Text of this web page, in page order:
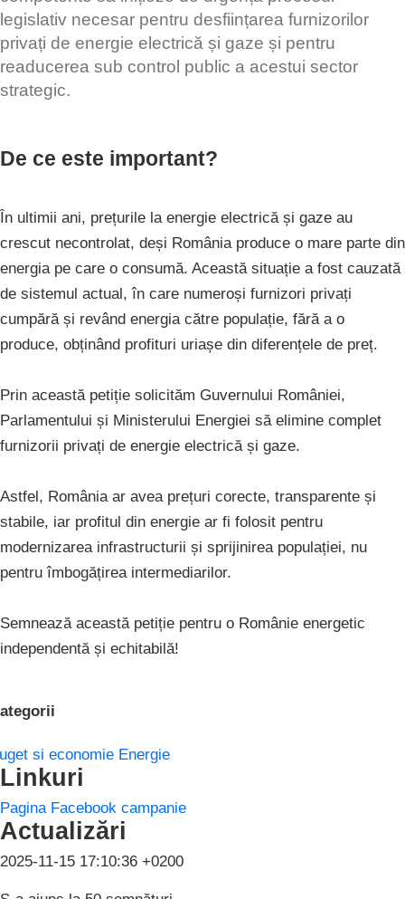
legislativ necesar pentru desființarea furnizorilor
privați de energie electrică și gaze și pentru
readucerea sub control public a acestui sector
strategic.
De ce este important?
În ultimii ani, prețurile la energie electrică și gaze au
crescut necontrolat, deși România produce o mare parte din
energia pe care o consumă. Această situație a fost cauzată
de sistemul actual, în care numeroși furnizori privați
cumpără și revând energia către populație, fără a o
produce, obținând profituri uriașe din diferențele de preț.
Prin această petiție solicităm Guvernului României,
Parlamentului și Ministerului Energiei să elimine complet
furnizorii privați de energie electrică și gaze.
Astfel, România ar avea prețuri corecte, transparente și
stabile, iar profitul din energie ar fi folosit pentru
modernizarea infrastructurii și sprijinirea populației, nu
pentru îmbogățirea intermediarilor.
Semnează această petiție pentru o Românie energetic
independentă și echitabilă!
si economie Energie
Linkuri
Pagina Facebook campanie
Actualizări
2025-11-15 17:10:36 +0200